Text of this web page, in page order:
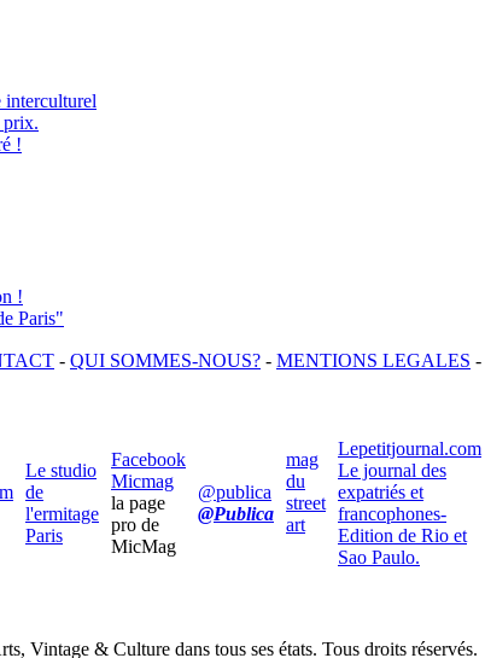
interculturel
prix.
!
!
Paris"
- QUI SOMMES-NOUS? - MENTIONS LEGALES -
Le studio
de
l'ermitage
Paris
Facebook
Micmag
la page
pro de
MicMag
@publica
@Publica
mag
du
street
art
Lepetitjournal.com
Le journal des
expatriés et
francophones-
Edition de Rio et
Sao Paulo.
Vintage & Culture dans tous ses états. Tous droits réservés.